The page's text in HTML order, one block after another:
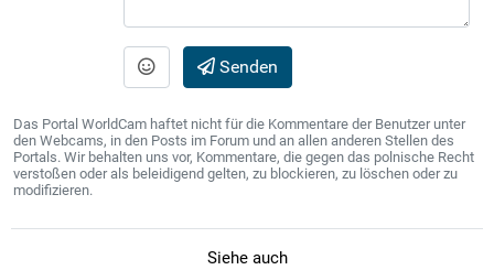
Senden
Das Portal WorldCam haftet nicht für die Kommentare der Benutzer unter
den Webcams, in den Posts im Forum und an allen anderen Stellen des
Portals. Wir behalten uns vor, Kommentare, die gegen das polnische Recht
verstoßen oder als beleidigend gelten, zu blockieren, zu löschen oder zu
modifizieren.
Siehe auch